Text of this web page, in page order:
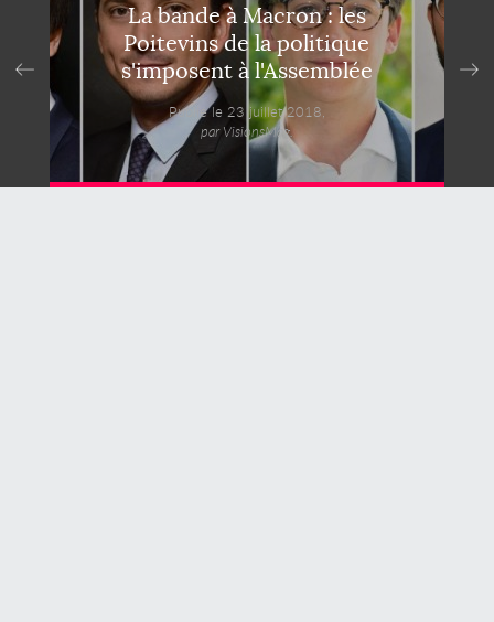
La bande à Macron : les
Poitevins de la politique
s'imposent à l'Assemblée
Publié le 23 juillet 2018,
par VisionsMag.